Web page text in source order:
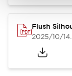
Flush
2025/10/14